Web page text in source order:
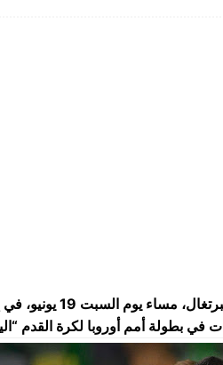
يحتضن ملعب أليانز أرينا مباراة قوية تجمع بين منتخب ألمانيا
بطولة أمم أوروبا لكرة القدم